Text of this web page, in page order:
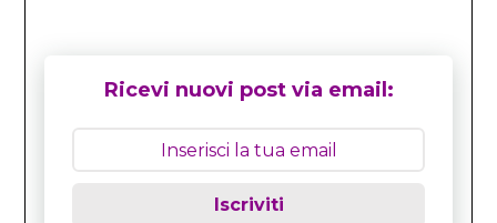
Ricevi nuovi post via email:
Iscriviti